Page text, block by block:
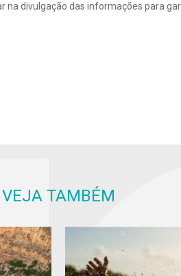
na divulgação das informações para
VEJA TAMBÉM